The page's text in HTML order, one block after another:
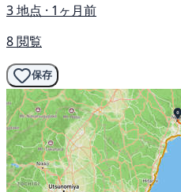
3 地点 · 1ヶ月前
8 閲覧
保存